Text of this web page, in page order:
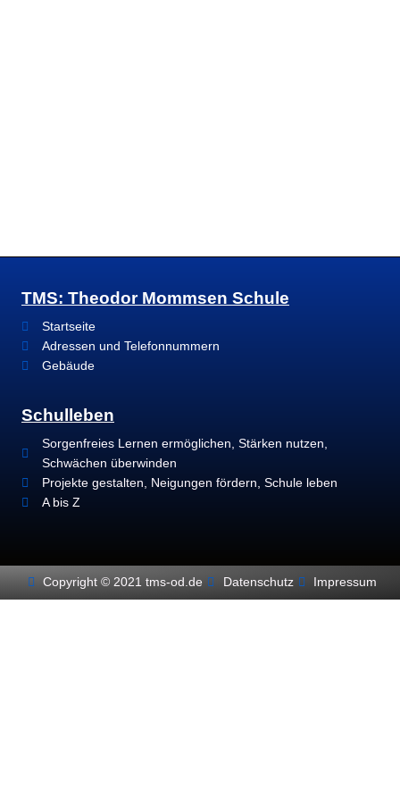
TMS: Theodor Mommsen Schule
Startseite
Adressen und Telefonnummern
Gebäude
Schulleben
Sorgenfreies Lernen ermöglichen, Stärken nutzen,
Schwächen überwinden
Projekte gestalten, Neigungen fördern, Schule leben
A bis Z
Copyright © 2021 tms-od.de Datenschutz Impressum